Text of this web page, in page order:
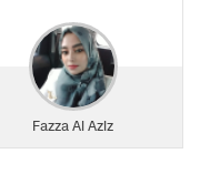
Fazza Al Aziz